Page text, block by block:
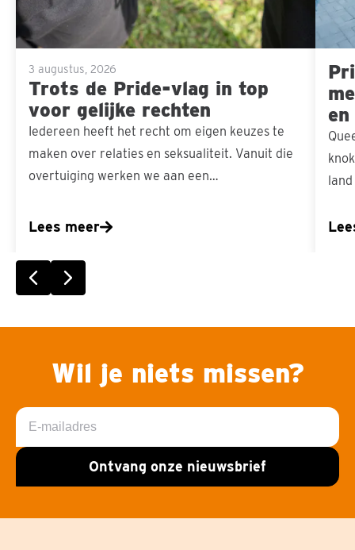
3 augustus, 2026
Trots de Pride-vlag in top
voor gelijke rechten
Iedereen heeft het recht om eigen keuzes te
maken over relaties en seksualiteit. Vanuit die
overtuiging werken we aan een…
Lees meer
voor
gelijke
rechten
en
Vorige slideVolgende slide
Wil je niets missen?
E-
mailadres
Ontvang onze nieuwsbrief